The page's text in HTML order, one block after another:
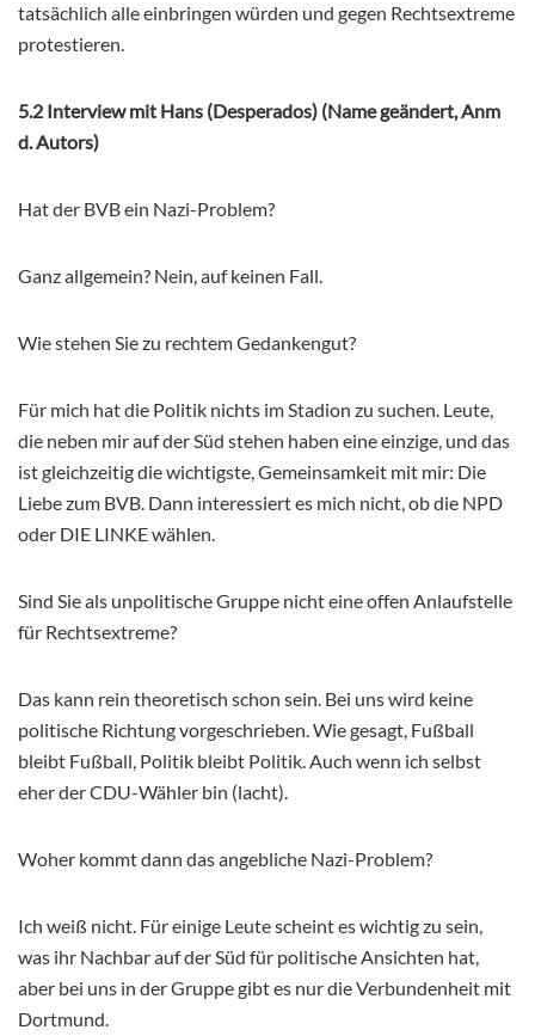
tatsächlich alle einbringen würden und gegen Rechtsextreme
protestieren.
5.2 Interview mit Hans (Desperados) (Name geändert, Anm
d. Autors)
Hat der BVB ein Nazi-Problem?
Ganz allgemein? Nein, auf keinen Fall.
Wie stehen Sie zu rechtem Gedankengut?
Für mich hat die Politik nichts im Stadion zu suchen. Leute,
die neben mir auf der Süd stehen haben eine einzige, und das
ist gleichzeitig die wichtigste, Gemeinsamkeit mit mir: Die
Liebe zum BVB. Dann interessiert es mich nicht, ob die NPD
oder DIE LINKE wählen.
Sind Sie als unpolitische Gruppe nicht eine offen Anlaufstelle
für Rechtsextreme?
Das kann rein theoretisch schon sein. Bei uns wird keine
politische Richtung vorgeschrieben. Wie gesagt, Fußball
bleibt Fußball, Politik bleibt Politik. Auch wenn ich selbst
eher der CDU-Wähler bin (lacht).
Woher kommt dann das angebliche Nazi-Problem?
Ich weiß nicht. Für einige Leute scheint es wichtig zu sein,
was ihr Nachbar auf der Süd für politische Ansichten hat,
aber bei uns in der Gruppe gibt es nur die Verbundenheit mit
Dortmund.